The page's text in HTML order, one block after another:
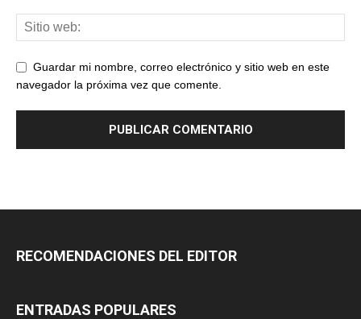
Guardar mi nombre, correo electrónico y sitio web en este
navegador la próxima vez que comente.
RECOMENDACIONES DEL EDITOR
ENTRADAS POPULARES